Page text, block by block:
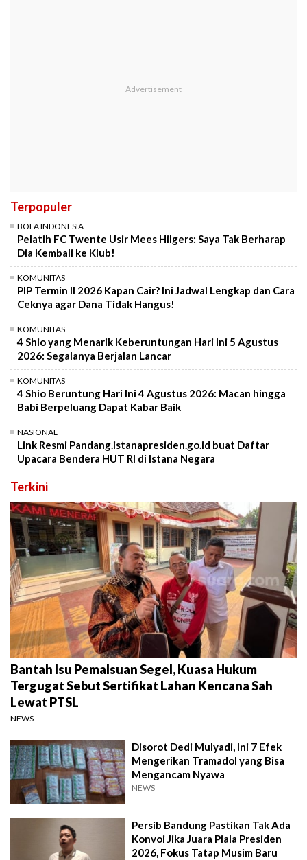
Terpopuler
BOLA INDONESIA
Pelatih FC Twente Usir Mees Hilgers: Saya Tak Berharap
Dia Kembali ke Klub!
KOMUNITAS
PIP Termin II 2026 Kapan Cair? Ini Jadwal Lengkap dan Cara
Ceknya agar Dana Tidak Hangus!
KOMUNITAS
4 Shio yang Menarik Keberuntungan Hari Ini 5 Agustus
2026: Segalanya Berjalan Lancar
KOMUNITAS
4 Shio Beruntung Hari Ini 4 Agustus 2026: Macan hingga
Babi Berpeluang Dapat Kabar Baik
NASIONAL
Link Resmi Pandang.istanapresiden.go.id buat Daftar
Upacara Bendera HUT RI di Istana Negara
Terkini
Bantah Isu Pemalsuan Segel, Kuasa Hukum
Tergugat Sebut Sertifikat Lahan Kencana Sah
Lewat PTSL
NEWS
Disorot Dedi Mulyadi, Ini 7 Efek
Mengerikan Tramadol yang Bisa
Mengancam Nyawa
NEWS
Persib Bandung Pastikan Tak Ada
Konvoi Jika Juara Piala Presiden
2026, Fokus Tatap Musim Baru